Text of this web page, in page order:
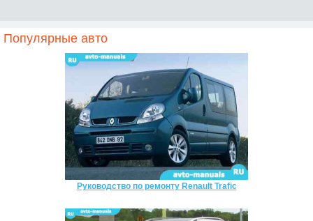
Популярные авто
Руководство по ремонту Renault Trafic